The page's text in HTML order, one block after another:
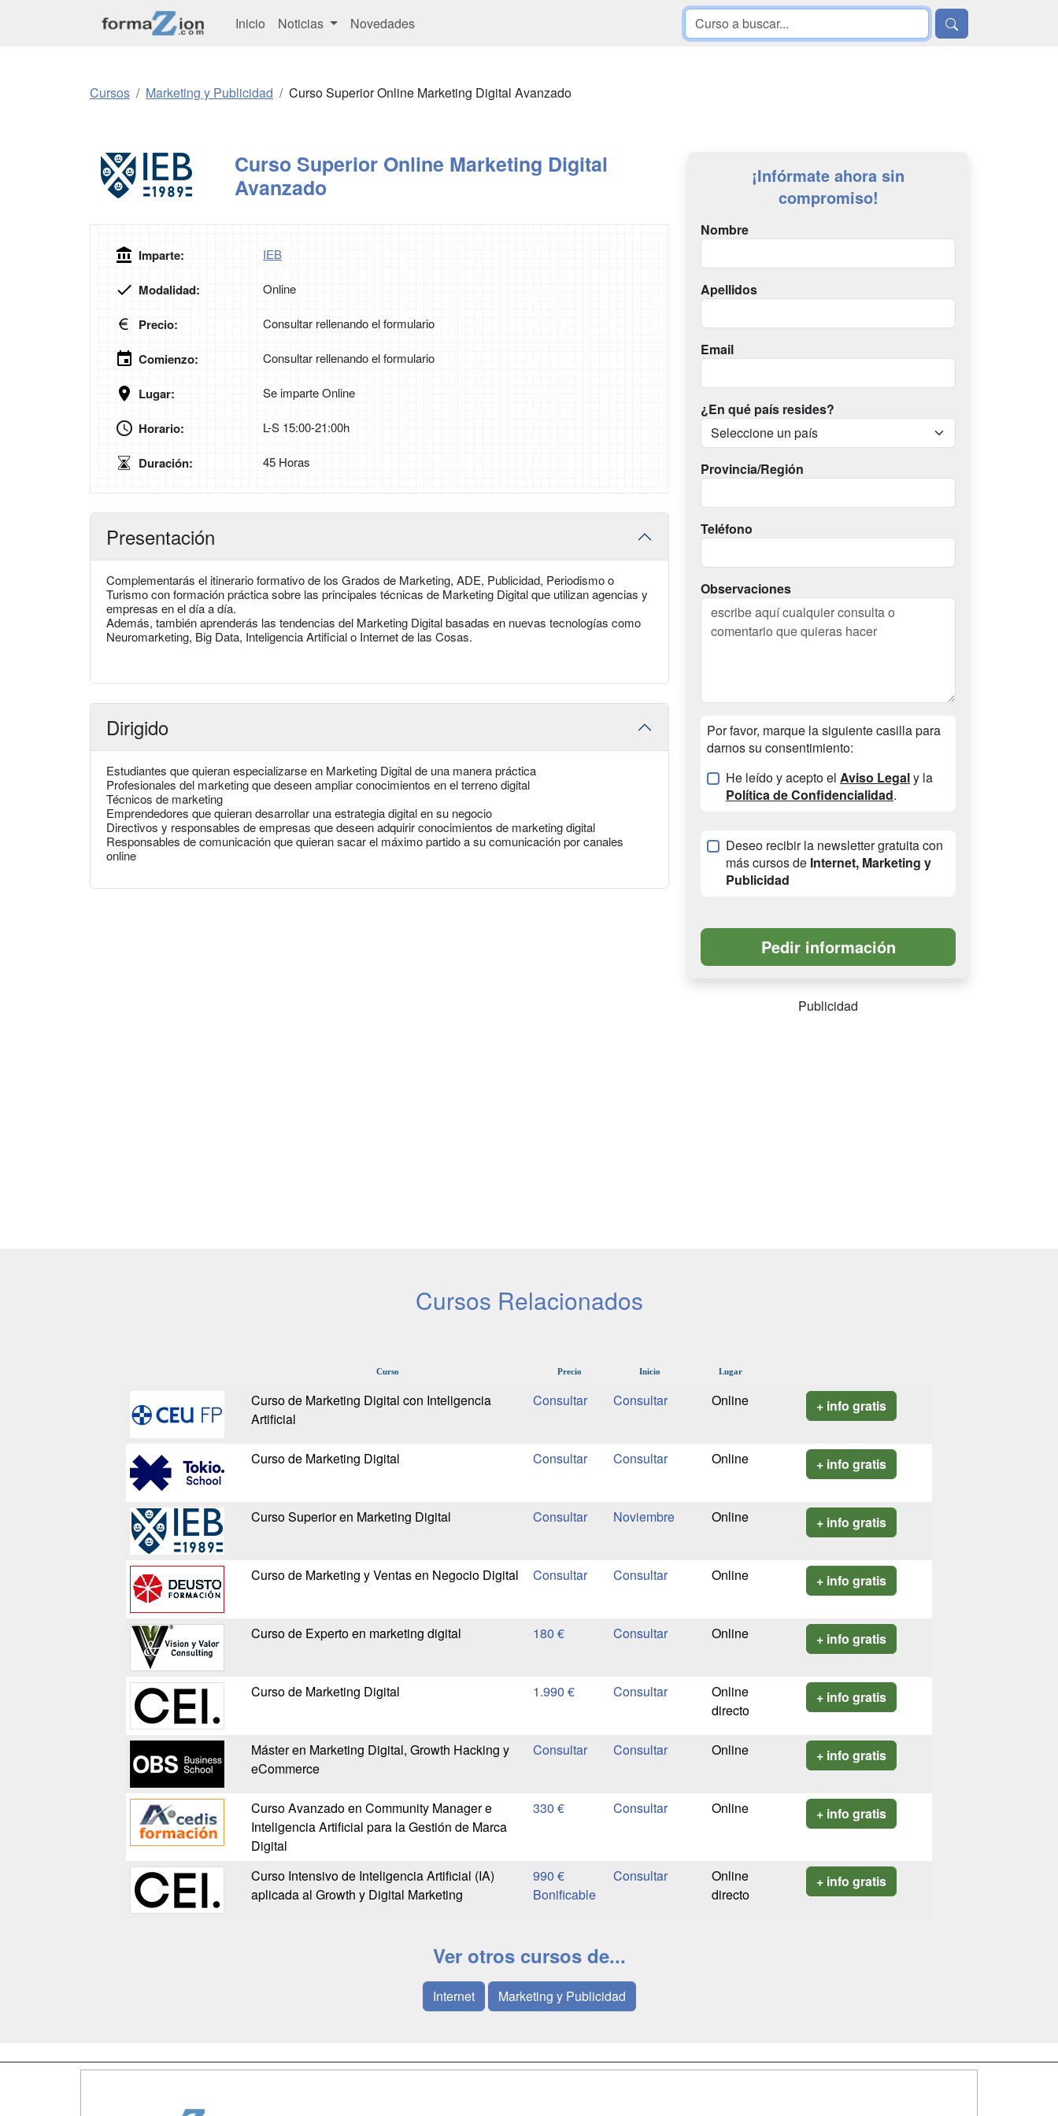
Inicio Noticias Novedades
Cursos Marketing y Publicidad Curso Superior Online Marketing Digital Avanzado
Curso Superior Online Marketing Digital
Avanzado
Imparte: IEB
Modalidad: Online
Precio: Consultar rellenando el formulario
Comienzo: Consultar rellenando el formulario
Lugar: Se imparte Online
Horario: L-S 15:00-21:00h
Duración: 45 Horas
Presentación
Complementarás el itinerario formativo de los Grados de Marketing, ADE, Publicidad, Periodismo o
Turismo con formación práctica sobre las principales técnicas de Marketing Digital que utilizan agencias y
empresas en el día a día.
Además, también aprenderás las tendencias del Marketing Digital basadas en nuevas tecnologías como
Neuromarketing, Big Data, Inteligencia Artificial o Internet de las Cosas.
Dirigido
Estudiantes que quieran especializarse en Marketing Digital de una manera práctica
Profesionales del marketing que deseen ampliar conocimientos en el terreno digital
Técnicos de marketing
Emprendedores que quieran desarrollar una estrategia digital en su negocio
Directivos y responsables de empresas que deseen adquirir conocimientos de marketing digital
Responsables de comunicación que quieran sacar el máximo partido a su comunicación por canales
online
¡Infórmate ahora sin
compromiso!
Nombre
Apellidos
Email
¿En qué país resides?
Provincia/Región
Teléfono
Observaciones
Por favor, marque la siguiente casilla para
darnos su consentimiento:
He leído y acepto el Aviso Legaly la
Política de Confidencialidad.
Deseo recibir la newsletter gratuita con
más cursos de Internet, Marketing y
Publicidad
Publicidad
Cursos Relacionados
Curso Precio Inicio Lugar
Curso de Marketing Digital con Inteligencia
Artificial
Online + info gratis
Curso de Marketing Digital Online + info gratis
Curso Superior en Marketing Digital Noviembre Online + info gratis
Curso de Marketing y Ventas en Negocio Digital Online + info gratis
Curso de Experto en marketing digital 180 € Online + info gratis
Curso de Marketing Digital 1.990 €
Online
directo
+ info gratis
Máster en Marketing Digital, Growth Hacking y
eCommerce
Online + info gratis
Curso Avanzado en Community Manager e
Inteligencia Artificial para la Gestión de Marca
Digital
330 € Online + info gratis
Curso Intensivo de Inteligencia Artificial (IA)
aplicada al Growth y Digital Marketing
990 €
Bonificable
Online
directo
+ info gratis
Ver otros cursos de...
Internet Marketing y Publicidad